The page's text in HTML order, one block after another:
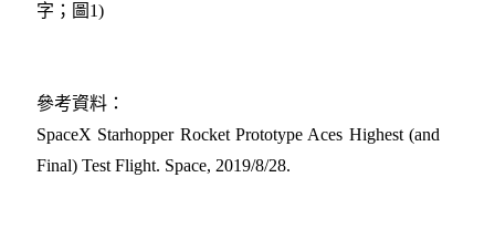
字；圖1)
參考資料：
SpaceX Starhopper Rocket Prototype Aces Highest (and
Final) Test Flight. Space, 2019/8/28.